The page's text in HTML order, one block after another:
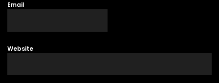
Email
Website